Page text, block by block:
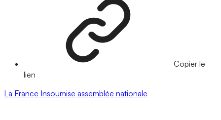
Copier le
lien
La France Insoumise assemblée nationale